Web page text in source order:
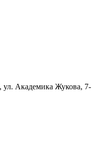
ул. Академика Жукова, 7-